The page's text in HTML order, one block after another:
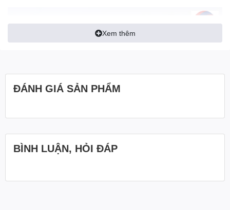
Xem thêm
ĐÁNH GIÁ SẢN PHẨM
BÌNH LUẬN, HỎI ĐÁP